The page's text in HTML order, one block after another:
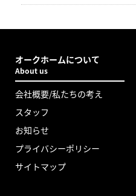
オークホームについて
About us
会社概要/私たちの考え
スタッフ
お知らせ
プライバシーポリシー
サイトマップ